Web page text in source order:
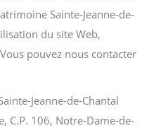
Sainte-Jeanne-de-
du site Web,
pouvez nous contacter
Jeanne-de-Chantal
C.P. 106, Notre-Dame-de-